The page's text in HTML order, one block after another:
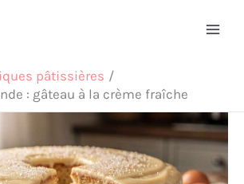
pâtissières
: gâteau à la crème fraîche